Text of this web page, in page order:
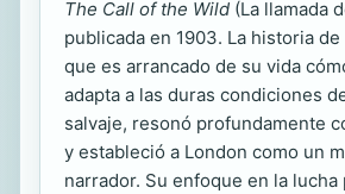
The Call of the Wild (La llamada
publicada en 1903. La historia
que es arrancado de su vida
adapta a las duras condiciones
salvaje, resonó profundamente
y estableció a London como un
narrador. Su enfoque en la lucha